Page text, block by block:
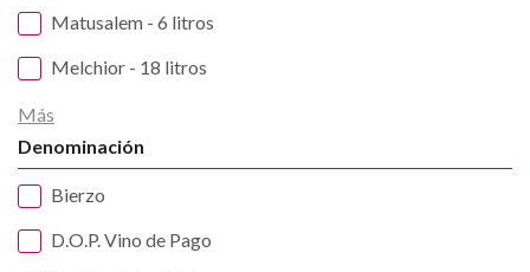
Matusalem - 6 litros
Melchior - 18 litros
Más
Denominación
Bierzo
D.O.P. Vino de Pago